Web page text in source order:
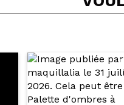
Recommandez-